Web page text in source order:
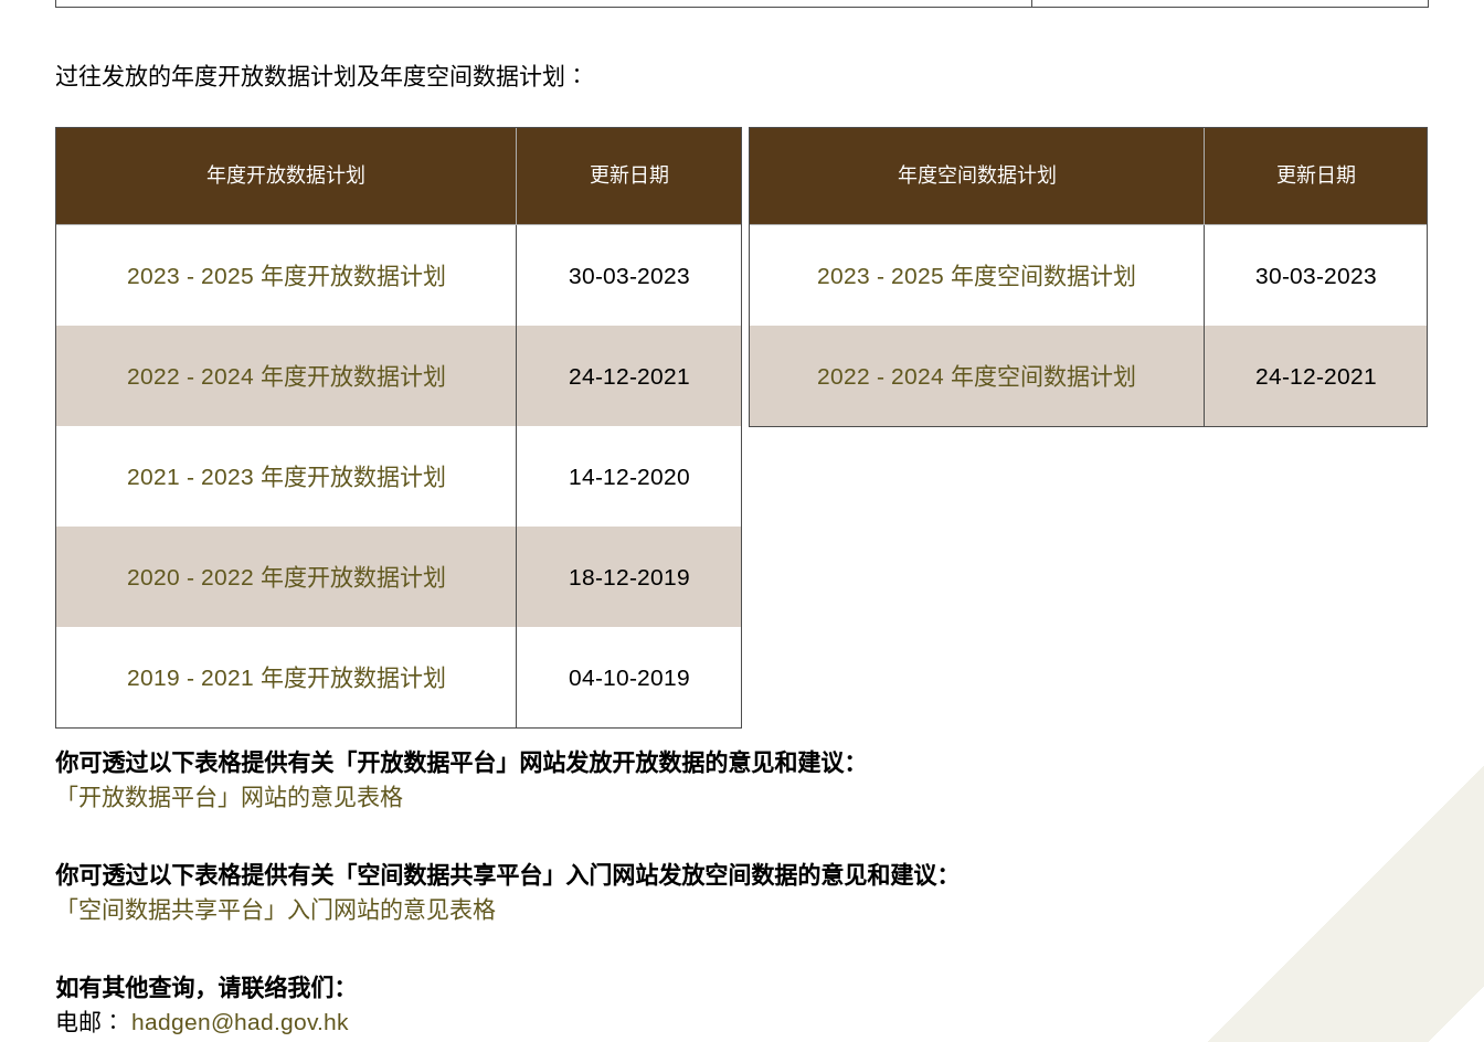
过往发放的年度开放数据计划及年度空间数据计划∶
年度开放数据计划 更新日期
2023 - 2025 年度开放数据计划 30-03-2023
2022 - 2024 年度开放数据计划 24-12-2021
2021 - 2023 年度开放数据计划 14-12-2020
2020 - 2022 年度开放数据计划 18-12-2019
2019 - 2021 年度开放数据计划 04-10-2019
年度空间数据计划 更新日期
2023 - 2025 年度空间数据计划 30-03-2023
2022 - 2024 年度空间数据计划 24-12-2021
你可透过以下表格提供有关「开放数据平台」网站发放开放数据的意见和建议：
「开放数据平台」网站的意见表格
你可透过以下表格提供有关「空间数据共享平台」入门网站发放空间数据的意见和建议：
「空间数据共享平台」入门网站的意见表格
如有其他查询，请联络我们：
电邮∶ hadgen@had.gov.hk